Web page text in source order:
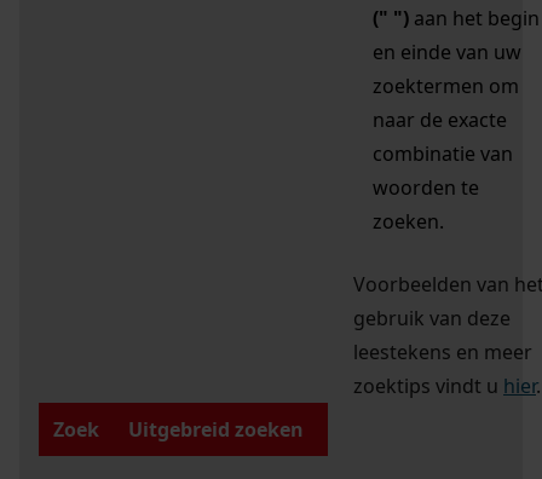
(" ") aan het begin
en einde van uw
zoektermen om
naar de exacte
combinatie van
woorden te
zoeken.
Voorbeelden van
gebruik van deze
leestekens en meer
zoektips vindt u hier.
Zoek
Uitgebreid zoeken